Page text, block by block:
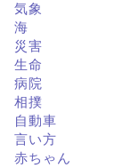
気象
海
災害
生命
病院
相撲
自動車
言い方
赤ちゃん